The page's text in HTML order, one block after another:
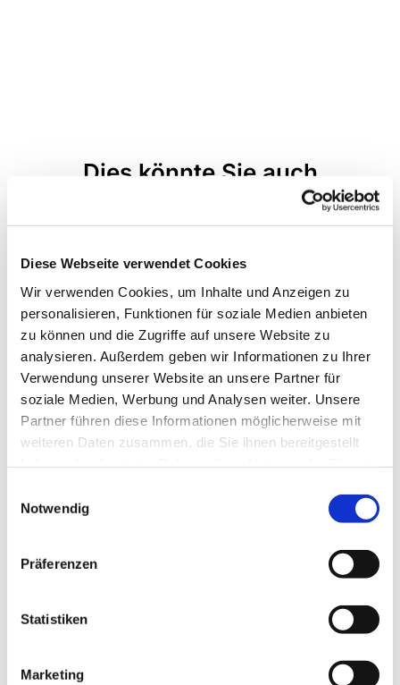
Diese Webseite verwendet Cookies
Wir verwenden Cookies, um Inhalte und Anzeigen zu
personalisieren, Funktionen für soziale Medien anbieten
zu können und die Zugriffe auf unsere Website zu
analysieren. Außerdem geben wir Informationen zu Ihrer
Verwendung unserer Website an unsere Partner für
soziale Medien, Werbung und Analysen weiter. Unsere
Partner führen diese Informationen möglicherweise mit
weiteren Daten zusammen, die Sie ihnen bereitgestellt
Notwendig
Präferenzen
Statistiken
Marketing
Dies könnte Sie auch